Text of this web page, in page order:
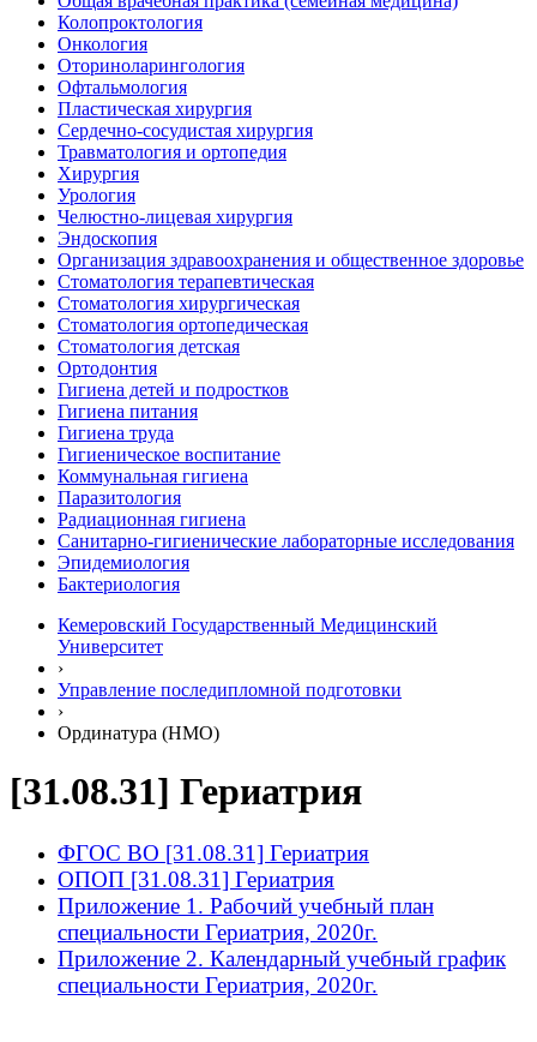
Колопроктология
Онкология
Оториноларингология
Офтальмология
Пластическая хирургия
Сердечно-сосудистая хирургия
Травматология и ортопедия
Хирургия
Урология
Челюстно-лицевая хирургия
Эндоскопия
Организация здравоохранения и общественное здоровье
Стоматология терапевтическая
Стоматология хирургическая
Стоматология ортопедическая
Стоматология детская
Ортодонтия
Гигиена детей и подростков
Гигиена питания
Гигиена труда
Гигиеническое воспитание
Коммунальная гигиена
Паразитология
Радиационная гигиена
Санитарно-гигиенические лабораторные исследования
Эпидемиология
Бактериология
Кемеровский Государственный Медицинский
Университет
›
Управление последипломной подготовки
›
Ординатура (НМО)
[31.08.31] Гериатрия
ФГОС ВО [31.08.31] Гериатрия
ОПОП [31.08.31] Гериатрия
Приложение 1. Рабочий учебный план
специальности Гериатрия, 2020г.
Приложение 2. Календарный учебный график
специальности Гериатрия, 2020г.